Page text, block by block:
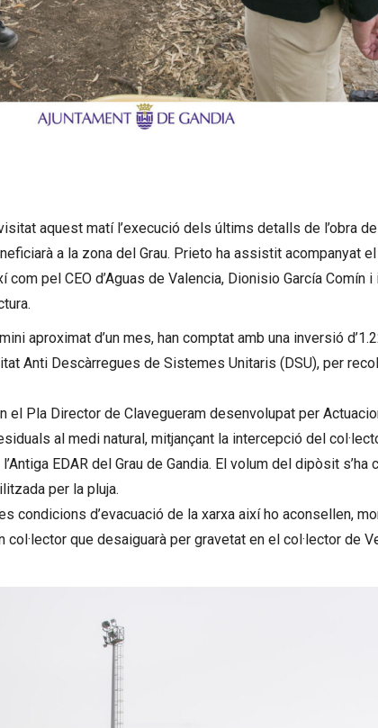
aquest matí l’execució dels últims detalls de l’obra
a la zona del Grau. Prieto ha assistit acompanyat
pel CEO d’Aguas de Valencia, Dionisio García Comín
aproximat d’un mes, han comptat amb una inversió
Anti Descàrregues de Sistemes Unitaris (DSU), per
el Pla Director de Clavegueram desenvolupat per
al medi natural, mitjançant la intercepció del
EDAR del Grau de Gandia. El volum del dipòsit s’ha
per la pluja.
condicions d’evacuació de la xarxa així ho aconsellen,
col·lector que desaiguarà per gravetat en el col·lector de